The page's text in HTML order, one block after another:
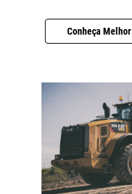
Conheça Melhor